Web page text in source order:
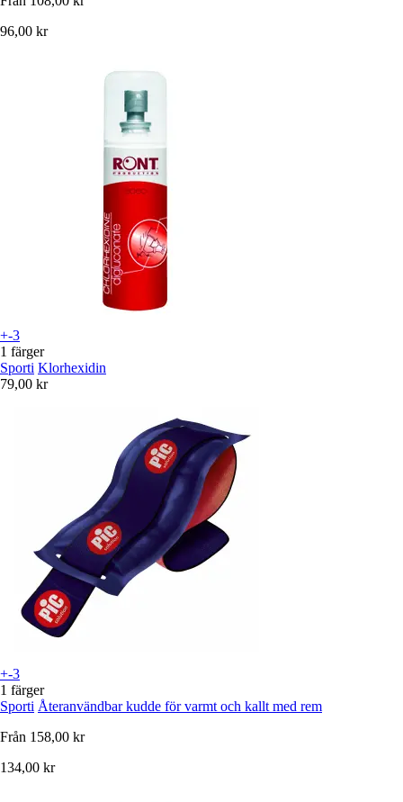
96,00 kr
+-3
1 färger
Sporti Klorhexidin
79,00 kr
+-3
1 färger
Sporti Återanvändbar kudde för varmt och kallt med rem
Från 158,00 kr
134,00 kr